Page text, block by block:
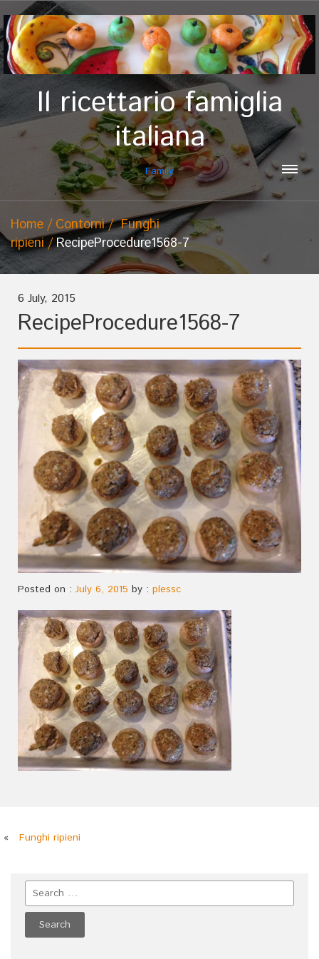
Il ricettario famiglia
italiana
Family
Home Contorni
Funghi
ripieni
RecipeProcedure1568-7
6 July, 2015
RecipeProcedure1568-7
Posted on : July 6, 2015 by : plessc
« Funghi ripieni